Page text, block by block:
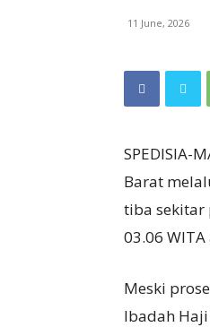
11 June, 2026
SPEDISIA-
Barat
tiba sekitar
03.06
Meski
Ibadah